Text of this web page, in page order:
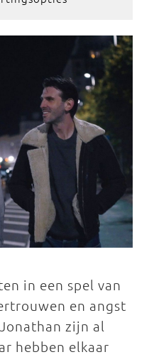
in een spel van
en angst
zijn al
hebben elkaar